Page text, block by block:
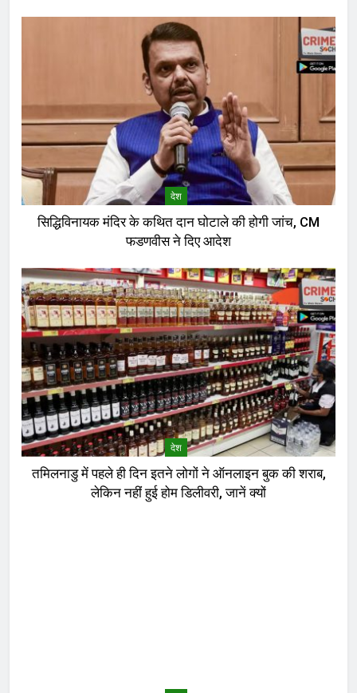
देश
सिद्धिविनायक मंदिर के कथित दान घोटाले की होगी जांच, CM
फडणवीस ने दिए आदेश
देश
तमिलनाडु में पहले ही दिन इतने लोगों ने ऑनलाइन बुक की शराब,
लेकिन नहीं हुई होम डिलीवरी, जानें क्यों